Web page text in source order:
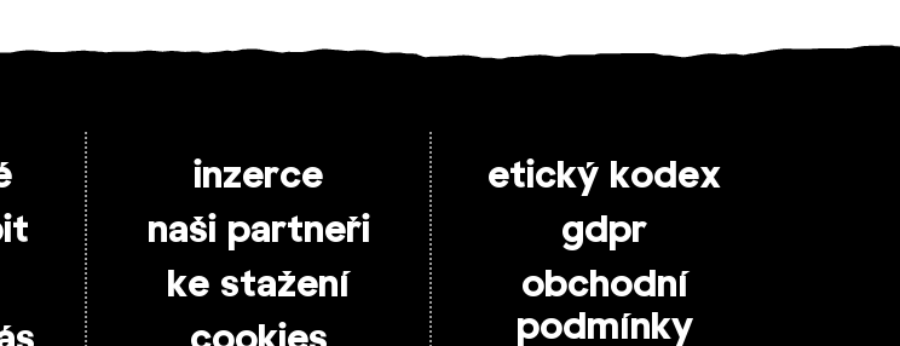
inzerce
naši partneři
ke stažení
etický kodex
gdpr
obchodní
podmínky